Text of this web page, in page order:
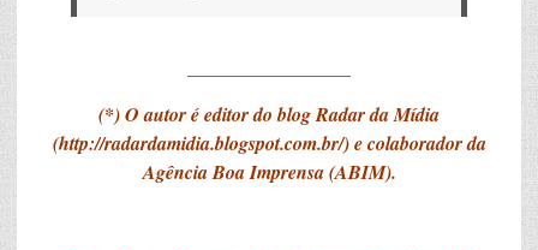
(*) O autor é editor do blog Radar da Mídia
(http://radardamidia.blogspot.com.br/) e colaborador da
Agência Boa Imprensa (ABIM).